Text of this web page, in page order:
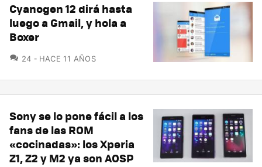
Cyanogen 12 dirá hasta
luego a Gmail, y hola a
Boxer
24 COMENTARIOS
HACE 11 AÑOS
Sony se lo pone fácil a los
fans de las ROM
«cocinadas»: los Xperia
Z1, Z2 y M2 ya son AOSP